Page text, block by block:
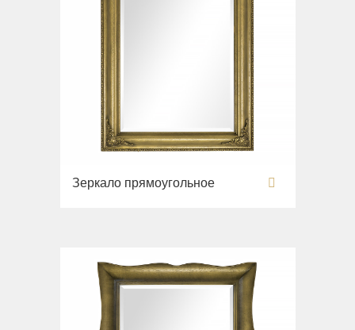
Зеркало прямоугольное